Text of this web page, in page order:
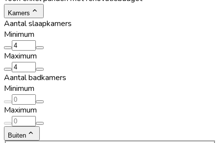
Kamers
Aantal slaapkamers
Minimum
Maximum
Aantal badkamers
Minimum
Maximum
Buiten